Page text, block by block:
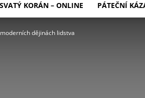
SVATÝ KORÁN – ONLINE PÁTEČNÍ
dějinách lidstva